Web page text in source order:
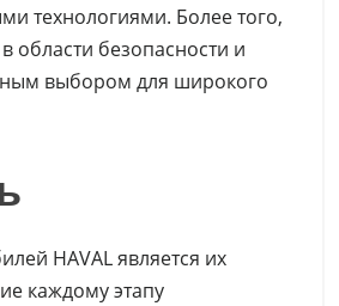
технологиями. Более того,
области безопасности и
выбором для широкого
HAVAL является их
каждому этапу